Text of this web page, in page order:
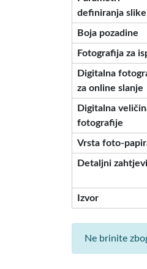
definiranja slike
Boja pozadine
Fotografija za
Digitalna
za online slanje
Digitalna
fotografije
Vrsta foto-
Detaljni zahtjevi
Izvor
Ne brinite